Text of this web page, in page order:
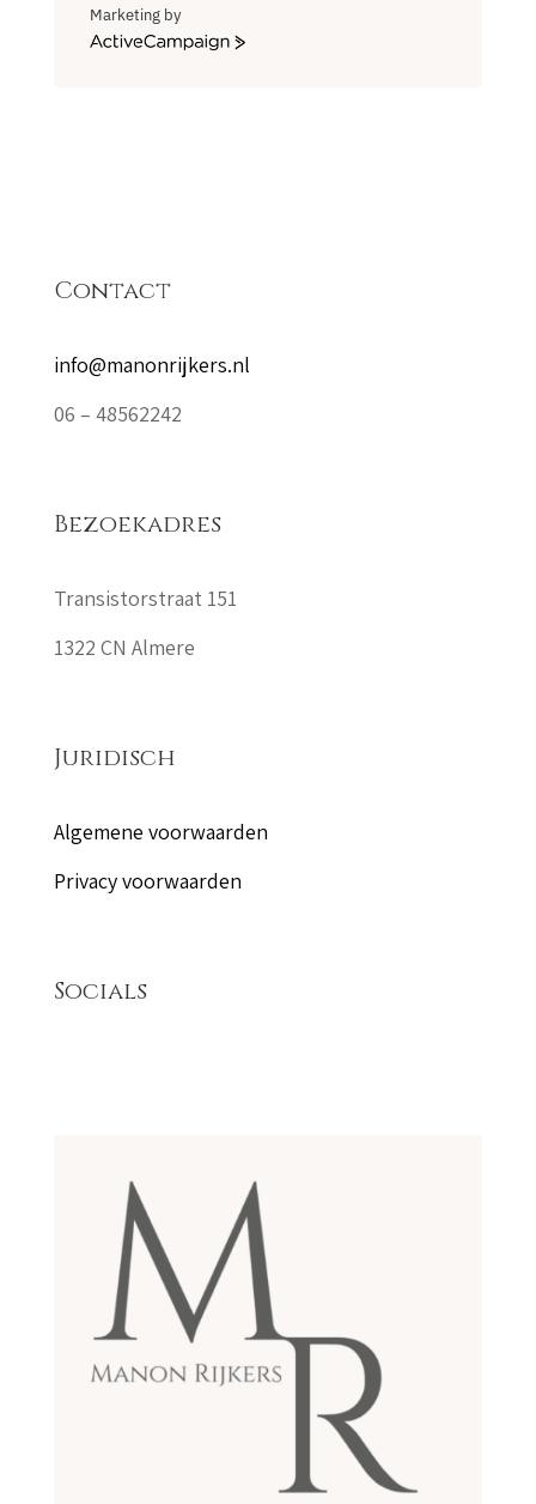
Marketing by
ActiveCampaign
Contact
info@manonrijkers.nl
06 – 48562242
Bezoekadres
Transistorstraat 151
1322 CN Almere
Juridisch
Algemene voorwaarden
Privacy voorwaarden
Socials